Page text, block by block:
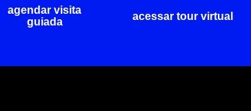
agendar visita
guiada
acessar tour virtual